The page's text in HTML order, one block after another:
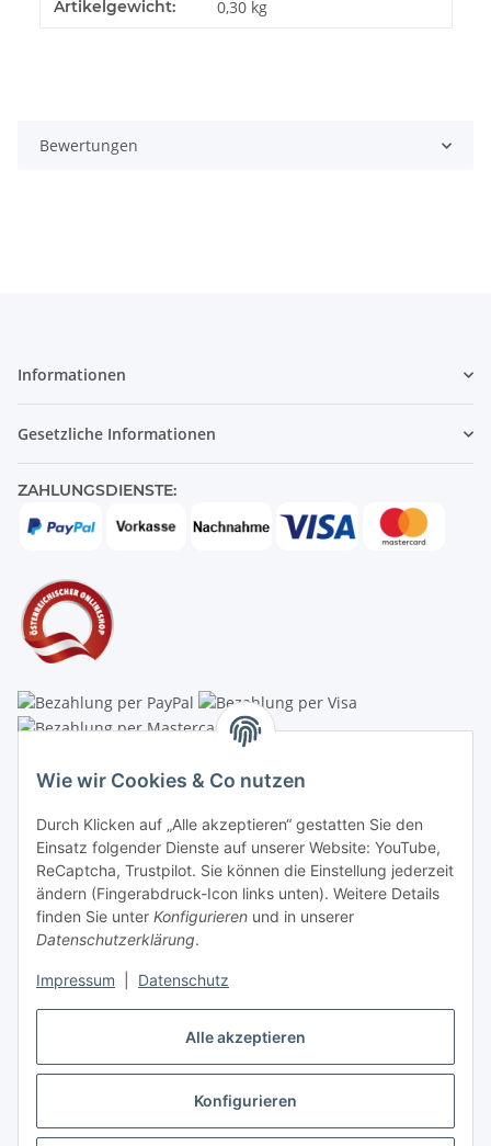
Alle akzeptieren
Konfigurieren
Wie wir Cookies & Co nutzen
Durch Klicken auf „Alle akzeptieren“ gestatten Sie den
Einsatz folgender Dienste auf unserer Website: YouTube,
ReCaptcha, Trustpilot. Sie können die Einstellung jederzeit
ändern (Fingerabdruck-Icon links unten). Weitere Details
finden Sie unter Konfigurieren und in unserer
Datenschutzerklärung.
Impressum Datenschutz
Produkteigenschaft
Wert
Artikelgewicht: 0,30 kg
Bewertungen
Informationen
Gesetzliche Informationen
ZAHLUNGSDIENSTE:
Schauraum & Verkauf: Pfarrwald 46
Buchhaltung: Königleiten 11
A-3354 Wolfsbach
shop@krippen-shop.at
www.krippen-shop.at
Vertrag widerrufen